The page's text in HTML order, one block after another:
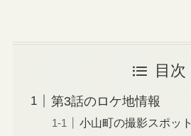
目次
第3話のロケ地情報
小山町の撮影スポット